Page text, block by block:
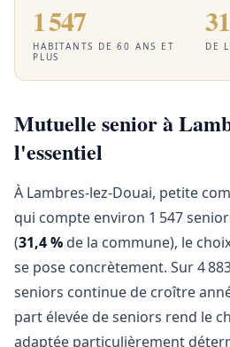
1 547
HABITANTS DE 60 ANS ET
PLUS
DE
Mutuelle senior à
l'essentiel
À Lambres-lez-Douai, petite
qui compte environ 1 547
(31,4 % de la commune), le
se pose concrètement. Sur 4
seniors continue de croître
part élevée de seniors rend le
adaptée particulièrement